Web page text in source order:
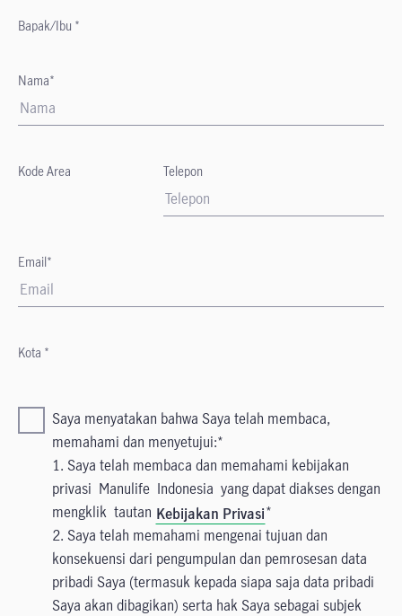
Bapak/Ibu *
Nama*
Kode Area Telepon
Email*
Kota *
Saya menyatakan bahwa Saya telah membaca,
memahami dan menyetujui:
1. Saya telah membaca dan memahami kebijakan
privasi Manulife Indonesia yang dapat diakses dengan
mengklik tautan Kebijakan Privasi
2. Saya telah memahami mengenai tujuan dan
konsekuensi dari pengumpulan dan pemrosesan data
pribadi Saya (termasuk kepada siapa saja data pribadi
Saya akan dibagikan) serta hak Saya sebagai subjek